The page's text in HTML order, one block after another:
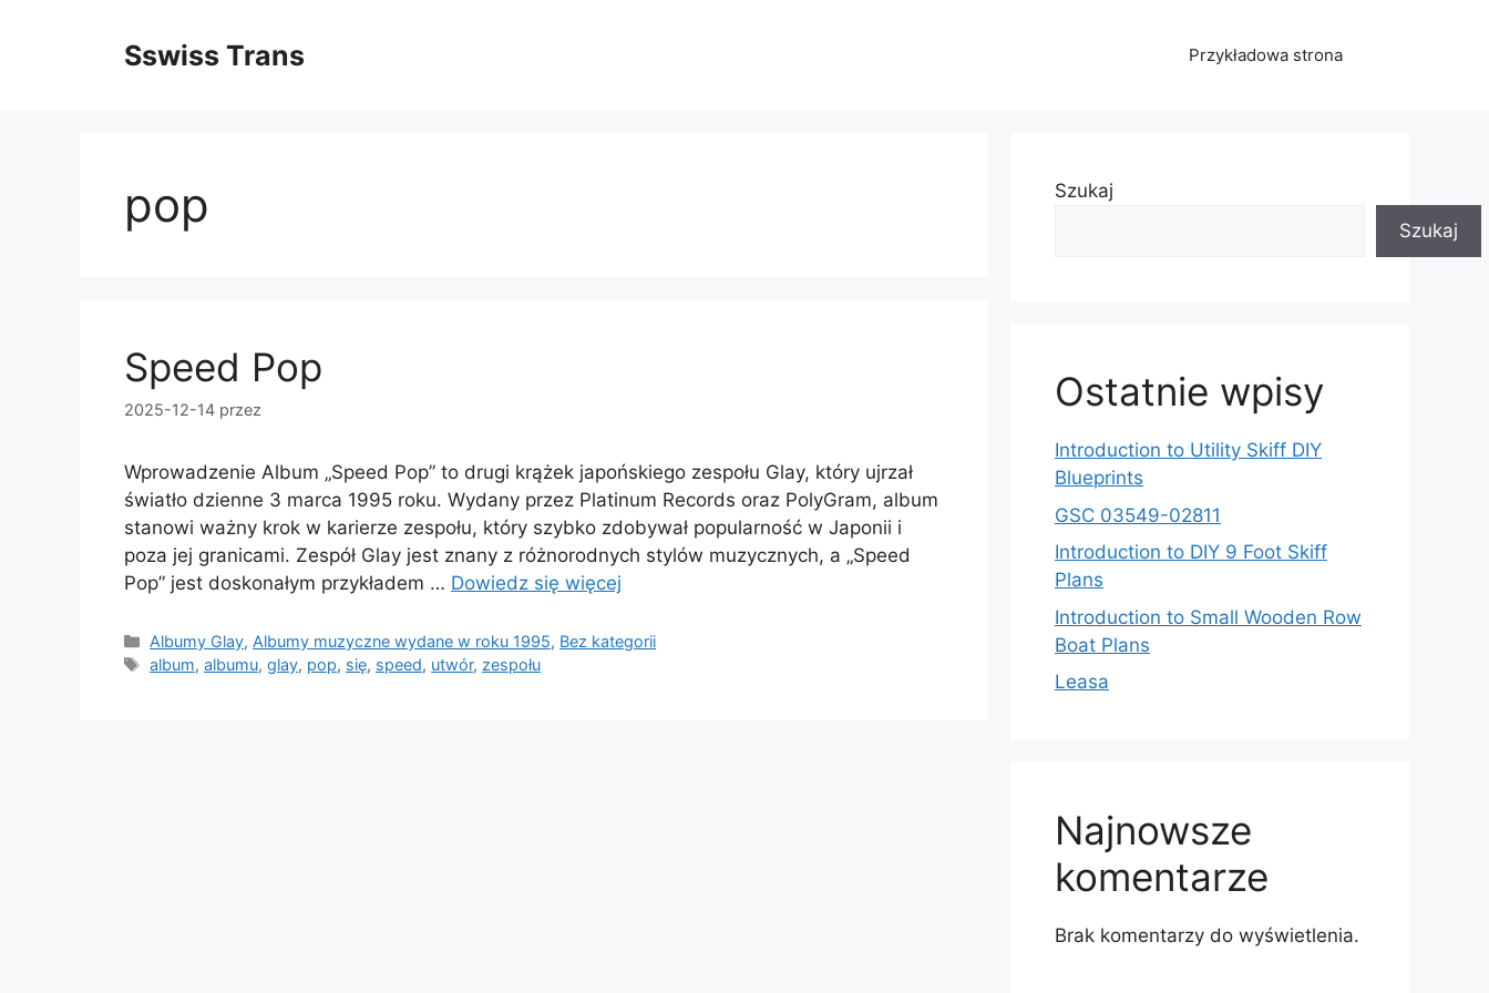
Sswiss Trans Przykładowa strona
pop
Speed Pop
2025-12-14 przez
Wprowadzenie Album „Speed Pop” to drugi krążek japońskiego zespołu Glay, który ujrzał
światło dzienne 3 marca 1995 roku. Wydany przez Platinum Records oraz PolyGram, album
stanowi ważny krok w karierze zespołu, który szybko zdobywał popularność w Japonii i
poza jej granicami. Zespół Glay jest znany z różnorodnych stylów muzycznych, a „Speed
Pop” jest doskonałym przykładem … Dowiedz się więcej
Kategorie
Albumy Glay, Albumy muzyczne wydane w roku 1995, Bez kategorii
Tagi
album,albumu,glay, pop, się, speed, utwór, zespołu
Szukaj
Szukaj
Ostatnie wpisy
Introduction to Utility Skiff DIY
Blueprints
GSC 03549-02811
Introduction to DIY 9 Foot Skiff
Plans
Introduction to Small Wooden Row
Boat Plans
Leasa
Najnowsze
komentarze
Brak komentarzy do wyświetlenia.